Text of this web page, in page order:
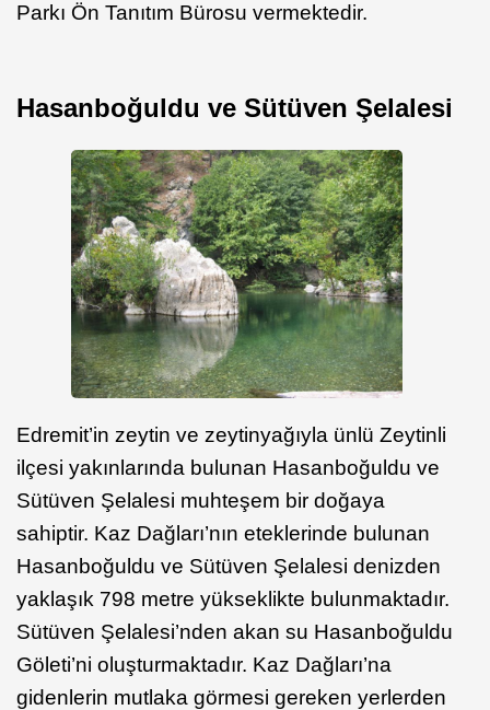
Parkı Ön Tanıtım Bürosu vermektedir.
Hasanboğuldu ve Sütüven Şelalesi
Edremit’in zeytin ve zeytinyağıyla ünlü Zeytinli
ilçesi yakınlarında bulunan Hasanboğuldu ve
Sütüven Şelalesi muhteşem bir doğaya
sahiptir. Kaz Dağları’nın eteklerinde bulunan
Hasanboğuldu ve Sütüven Şelalesi denizden
yaklaşık 798 metre yükseklikte bulunmaktadır.
Sütüven Şelalesi’nden akan su Hasanboğuldu
Göleti’ni oluşturmaktadır. Kaz Dağları’na
gidenlerin mutlaka görmesi gereken yerlerden